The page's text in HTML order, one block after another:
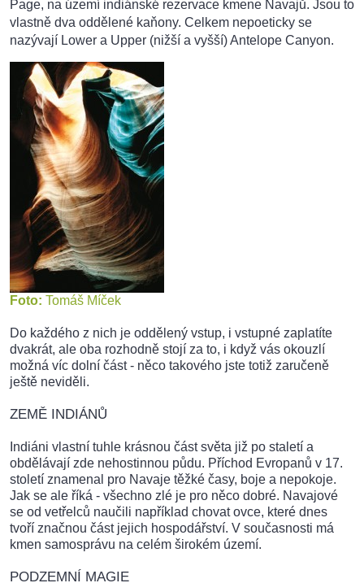
Page, na území indiánské rezervace kmene Navajů. Jsou to
vlastně dva oddělené kaňony. Celkem nepoeticky se
nazývají Lower a Upper (nižší a vyšší) Antelope Canyon.
Foto: Tomáš Míček
Do každého z nich je oddělený vstup, i vstupné zaplatíte
dvakrát, ale oba rozhodně stojí za to, i když vás okouzlí
možná víc dolní část - něco takového jste totiž zaručeně
ještě neviděli.
ZEMĚ INDIÁNŮ
Indiáni vlastní tuhle krásnou část světa již po staletí a
obdělávají zde nehostinnou půdu. Příchod Evropanů v 17.
století znamenal pro Navaje těžké časy, boje a nepokoje.
Jak se ale říká - všechno zlé je pro něco dobré. Navajové
se od vetřelců naučili například chovat ovce, které dnes
tvoří značnou část jejich hospodářství. V současnosti má
kmen samosprávu na celém širokém území.
PODZEMNÍ MAGIE